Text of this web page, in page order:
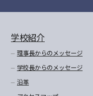
学校紹介
理事長からのメッセージ
学校長からのメッセージ
沿革